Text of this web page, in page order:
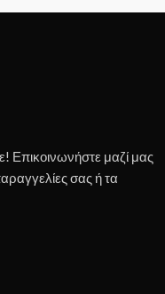
Επικοινωνήστε μαζί μας
σας ή τα